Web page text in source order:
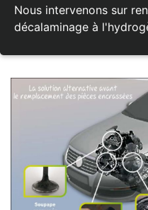
Nous intervenons sur
décalaminage à